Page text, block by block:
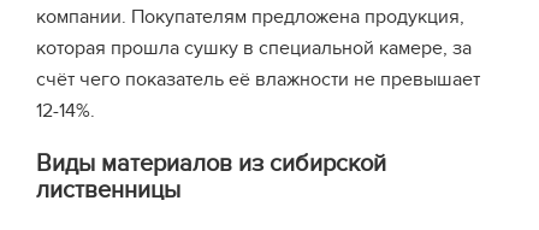
компании. Покупателям предложена продукция,
которая прошла сушку в специальной камере, за
счёт чего показатель её влажности не превышает
12-14%.
Виды материалов из сибирской
лиственницы